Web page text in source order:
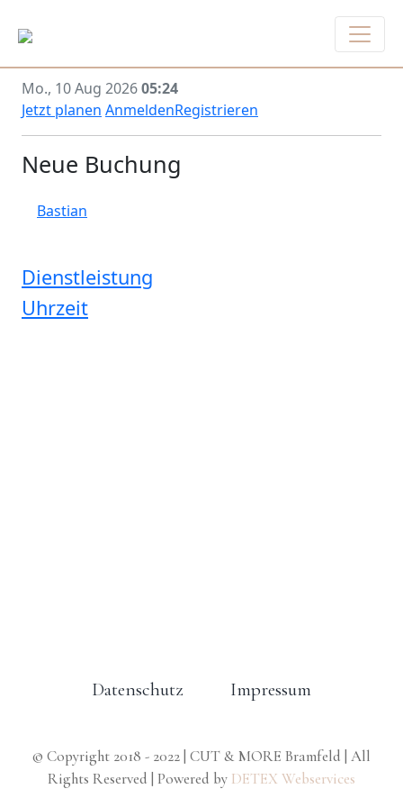
Mo., 10 Aug 202605:24
Jetzt planen AnmeldenRegistrieren
Neue Buchung
Bastian
Dienstleistung
Uhrzeit
Datenschutz Impressum
© Copyright 2018 - 2022 | CUT & MORE Bramfeld | All
Rights Reserved | Powered by DETEX Webservices